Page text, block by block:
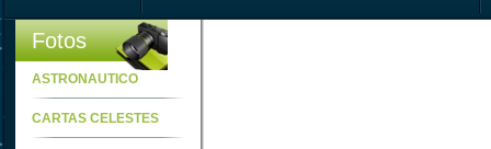
Fotos
ASTRONAUTICO
CARTAS CELESTES